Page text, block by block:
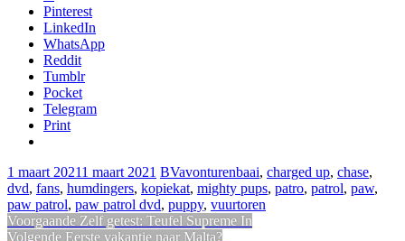
Pinterest
LinkedIn
WhatsApp
Reddit
Tumblr
Pocket
Telegram
Print
1 maart 20211 maart 2021 BVavonturenbaai, charged up, chase,
dvd, fans, humdingers, kopiekat, mighty pups, patro, patrol, paw,
paw patrol, paw patrol dvd, puppy, vuurtoren
Bericht
Voorgaande Vorig
bericht:
Zelf getest: Teufel Supreme In
Volgende Volgend
Eerste vakantie naar Malta?